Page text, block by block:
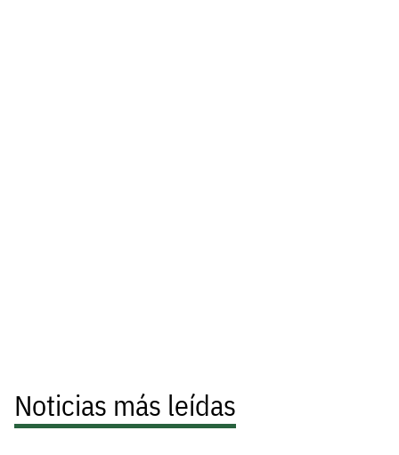
Noticias más leídas